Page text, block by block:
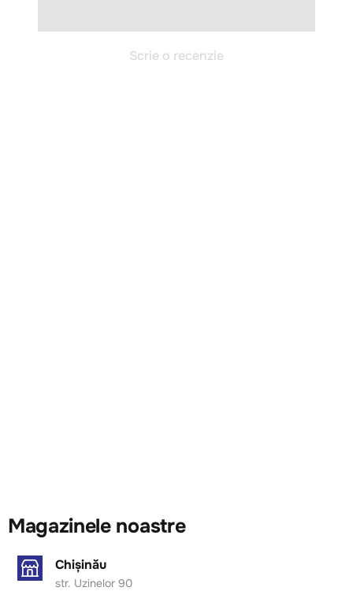
Scrie o recenzie
Magazinele noastre
Chișinău
str. Uzinelor 90